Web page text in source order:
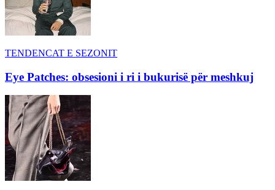
TENDENCAT E SEZONIT
Eye Patches: obsesioni i ri i bukurisë për meshkuj